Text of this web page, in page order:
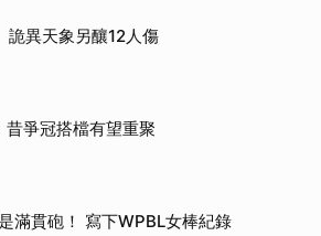
異天象另釀12人傷
爭冠搭檔有望重聚
滿貫砲！ 寫下WPBL女棒紀錄